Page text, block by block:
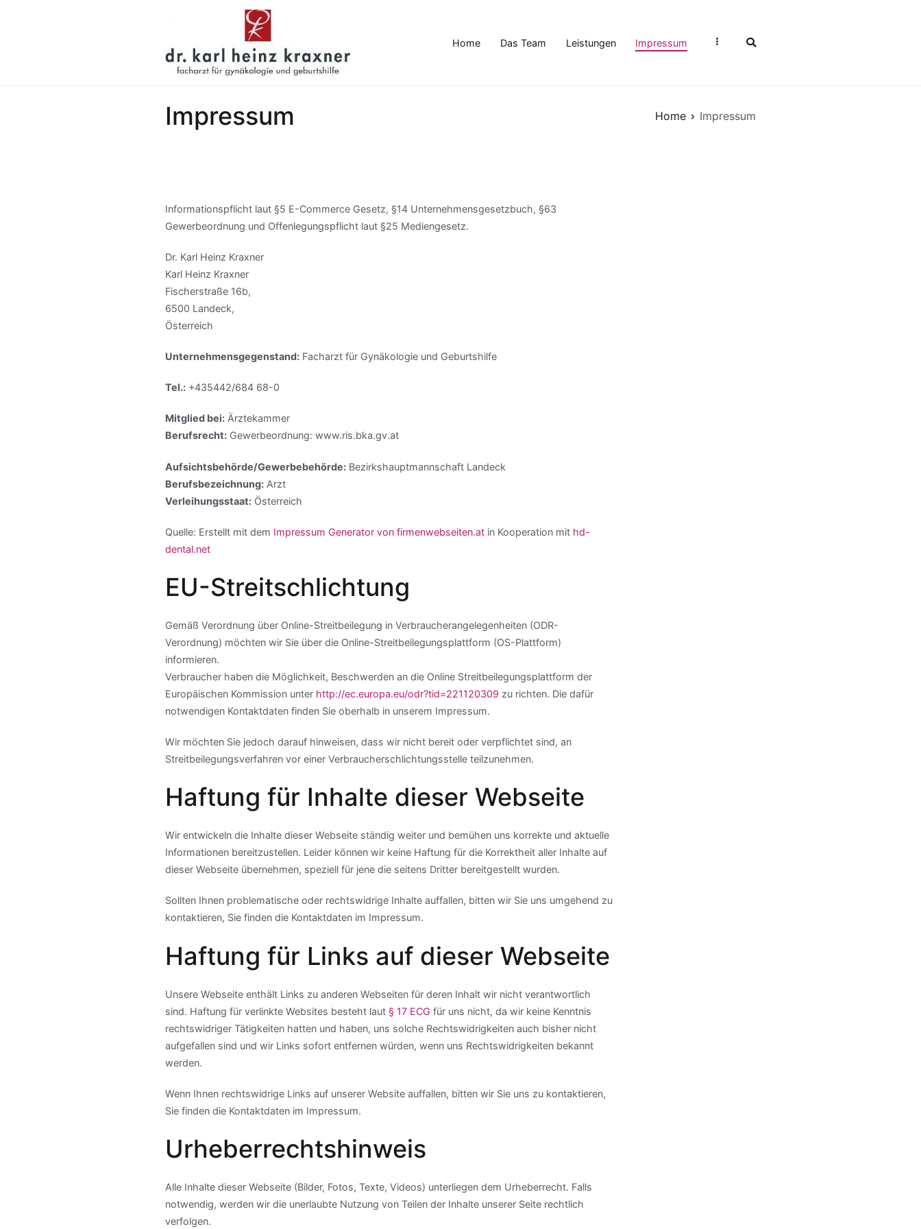
Dr. Karl Heinz Kraxner
Eine weitere WordPress-Website
Home Das Team Leistungen Impressum
Impressum Home Impressum
Informationspflicht laut §5 E-Commerce Gesetz, §14 Unternehmensgesetzbuch, §63
Gewerbeordnung und Offenlegungspflicht laut §25 Mediengesetz.
Dr. Karl Heinz Kraxner
Karl Heinz Kraxner
Fischerstraße 16b,
6500 Landeck,
Österreich
Unternehmensgegenstand: Facharzt für Gynäkologie und Geburtshilfe
Tel.: +435442/684 68-0
Mitglied bei: Ärztekammer
Berufsrecht: Gewerbeordnung: www.ris.bka.gv.at
Aufsichtsbehörde/Gewerbebehörde: Bezirkshauptmannschaft Landeck
Berufsbezeichnung: Arzt
Verleihungsstaat: Österreich
Quelle: Erstellt mit dem Impressum Generator von firmenwebseiten.at in Kooperation mit hd-
dental.net
EU-Streitschlichtung
Gemäß Verordnung über Online-Streitbeilegung in Verbraucherangelegenheiten (ODR-
Verordnung) möchten wir Sie über die Online-Streitbeilegungsplattform (OS-Plattform)
informieren.
Verbraucher haben die Möglichkeit, Beschwerden an die Online Streitbeilegungsplattform der
Europäischen Kommission unter http://ec.europa.eu/odr?tid=221120309 zu richten. Die dafür
notwendigen Kontaktdaten finden Sie oberhalb in unserem Impressum.
Wir möchten Sie jedoch darauf hinweisen, dass wir nicht bereit oder verpflichtet sind, an
Streitbeilegungsverfahren vor einer Verbraucherschlichtungsstelle teilzunehmen.
Haftung für Inhalte dieser Webseite
Wir entwickeln die Inhalte dieser Webseite ständig weiter und bemühen uns korrekte und aktuelle
Informationen bereitzustellen. Leider können wir keine Haftung für die Korrektheit aller Inhalte auf
dieser Webseite übernehmen, speziell für jene die seitens Dritter bereitgestellt wurden.
Sollten Ihnen problematische oder rechtswidrige Inhalte auffallen, bitten wir Sie uns umgehend zu
kontaktieren, Sie finden die Kontaktdaten im Impressum.
Haftung für Links auf dieser Webseite
Unsere Webseite enthält Links zu anderen Webseiten für deren Inhalt wir nicht verantwortlich
sind. Haftung für verlinkte Websites besteht laut § 17 ECG für uns nicht, da wir keine Kenntnis
rechtswidriger Tätigkeiten hatten und haben, uns solche Rechtswidrigkeiten auch bisher nicht
aufgefallen sind und wir Links sofort entfernen würden, wenn uns Rechtswidrigkeiten bekannt
werden.
Wenn Ihnen rechtswidrige Links auf unserer Website auffallen, bitten wir Sie uns zu kontaktieren,
Sie finden die Kontaktdaten im Impressum.
Urheberrechtshinweis
Alle Inhalte dieser Webseite (Bilder, Fotos, Texte, Videos) unterliegen dem Urheberrecht. Falls
notwendig, werden wir die unerlaubte Nutzung von Teilen der Inhalte unserer Seite rechtlich
verfolgen.